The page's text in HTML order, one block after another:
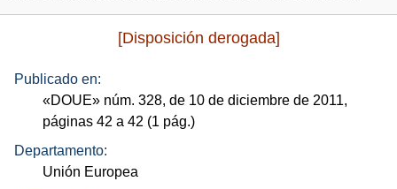
[Disposición derogada]
Publicado en:
«DOUE» núm. 328, de 10 de diciembre de 2011,
páginas 42 a 42 (1 pág.)
Departamento:
Unión Europea